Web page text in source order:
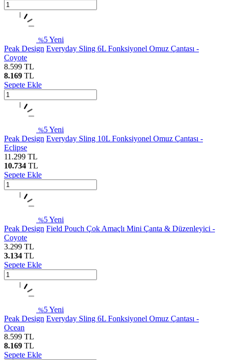
%5Yeni
Peak Design Everyday Sling 6L Fonksiyonel Omuz Çantası -
Coyote
8.599 TL
8.169 TL
Sepete Ekle
%5Yeni
Peak Design Everyday Sling 10L Fonksiyonel Omuz Çantası -
Eclipse
11.299 TL
10.734 TL
Sepete Ekle
%5Yeni
Peak Design Field Pouch Çok Amaçlı Mini Çanta & Düzenleyici -
Coyote
3.299 TL
3.134 TL
Sepete Ekle
%5Yeni
Peak Design Everyday Sling 6L Fonksiyonel Omuz Çantası -
Ocean
8.599 TL
8.169 TL
Sepete Ekle